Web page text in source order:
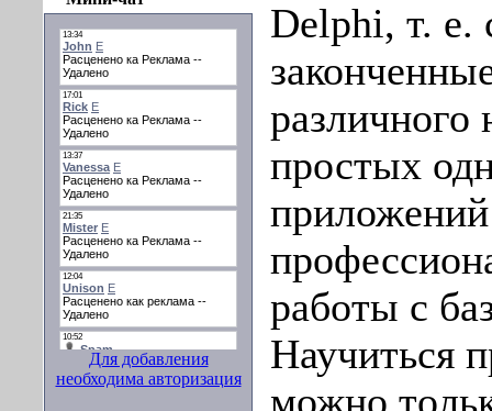
Для добавления
необходима авторизация
Delphi, т. е.
различного
простых
работы с
Научиться
можно